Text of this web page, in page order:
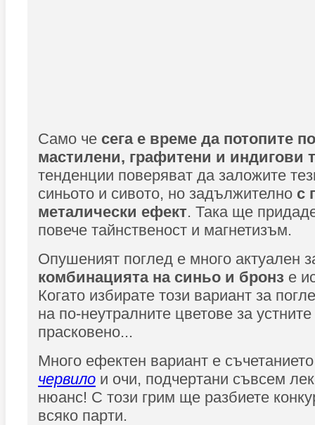
Само че сега е време да потопите
мастилени, графитени и индигови
тенденции поверяват да заложите
синьото и сивото, но задължително с
металически ефект. Така ще
повече тайнственост и магнетизъм.
Опушеният поглед е много актуален
комбинацията на синьо и бронз е
Когато избирате този вариант за
на по-неутралните цветове за
прасковено...
Много ефектен вариант е
червило и очи, подчертани съвсем
нюанс! С този грим ще разбиете
всяко парти.